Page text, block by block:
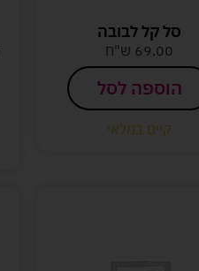
סל קל לבובה
69.00 ש"ח
הוספה לסל
קיים במלאי